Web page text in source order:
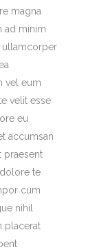
magna
ad minim
ullamcorper
vel eum
velit esse
eu
accumsan
praesent
te
cum
nihil
placerat